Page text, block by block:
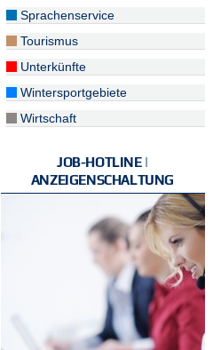
Sprachenservice
Tourismus
Unterkünfte
Wintersportgebiete
Wirtschaft
JOB-HOTLINE |
ANZEIGENSCHALTUNG